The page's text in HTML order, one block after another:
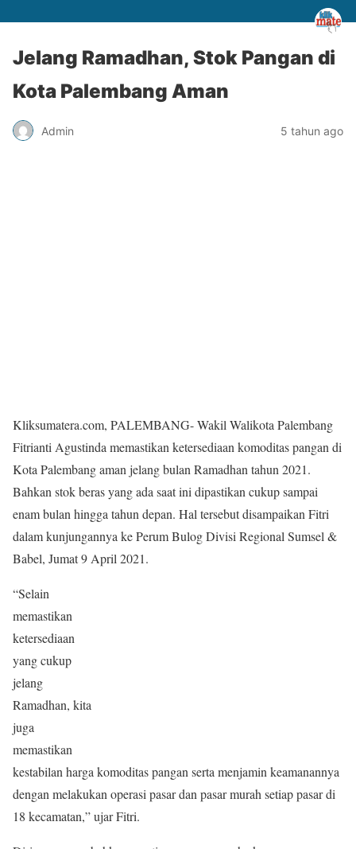
Jelang Ramadhan, Stok Pangan di
Kota Palembang Aman
Admin 5 tahun ago
Kliksumatera.com, PALEMBANG- Wakil Walikota Palembang
Fitrianti Agustinda memastikan ketersediaan komoditas pangan di
Kota Palembang aman jelang bulan Ramadhan tahun 2021.
Bahkan stok beras yang ada saat ini dipastikan cukup sampai
enam bulan hingga tahun depan. Hal tersebut disampaikan Fitri
dalam kunjungannya ke Perum Bulog Divisi Regional Sumsel &
Babel, Jumat 9 April 2021.
“Selain
memastikan
ketersediaan
yang cukup
jelang
Ramadhan, kita
juga
memastikan
kestabilan harga komoditas pangan serta menjamin keamanannya
dengan melakukan operasi pasar dan pasar murah setiap pasar di
18 kecamatan,” ujar Fitri.